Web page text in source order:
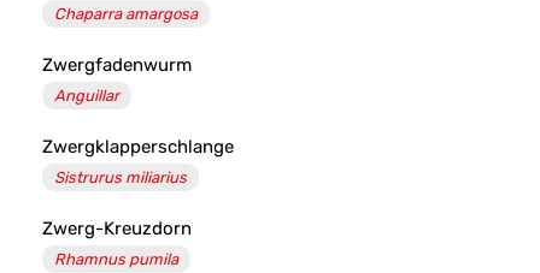
Chaparra amargosa
Zwergfadenwurm
Anguillar
Zwergklapperschlange
Sistrurus miliarius
Zwerg-Kreuzdorn
Rhamnus pumila